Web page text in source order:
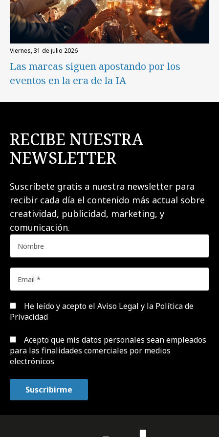
viernes, 31 de julio 2026
Las marcas siguen apostando por los
eventos en la era de la IA
RECIBE NUESTRA
NEWSLETTER
Suscríbete gratis a nuestra newsletter para
recibir cada día el contenido más actual sobre
creatividad, publicidad, marketing, y
comunicación.
He leído y acepto el Aviso Legal y la Política de
Privacidad
Acepto que mis datos personales sean empleados
para las finalidades comerciales por medios
electrónicos